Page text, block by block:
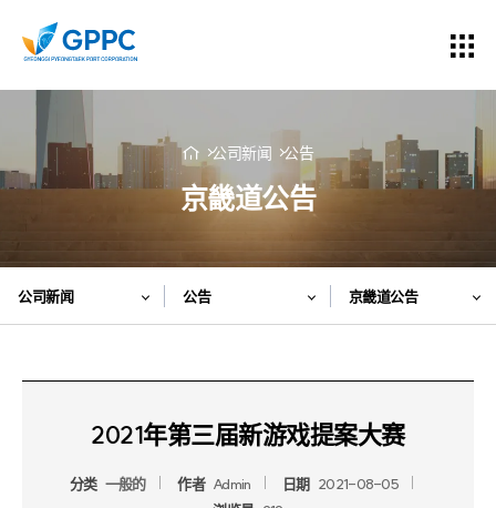
公司新闻 公告
京畿道公告
公司新闻 公告 京畿道公告
2021年第三届新游戏提案大赛
分类 一般的 作者 Admin 日期 2021-08-05